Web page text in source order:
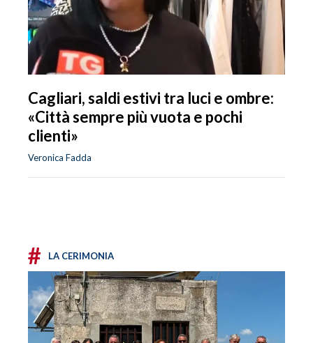
Cagliari, saldi estivi tra luci e ombre:
«Città sempre più vuota e pochi
clienti»
Veronica Fadda
# LA CERIMONIA